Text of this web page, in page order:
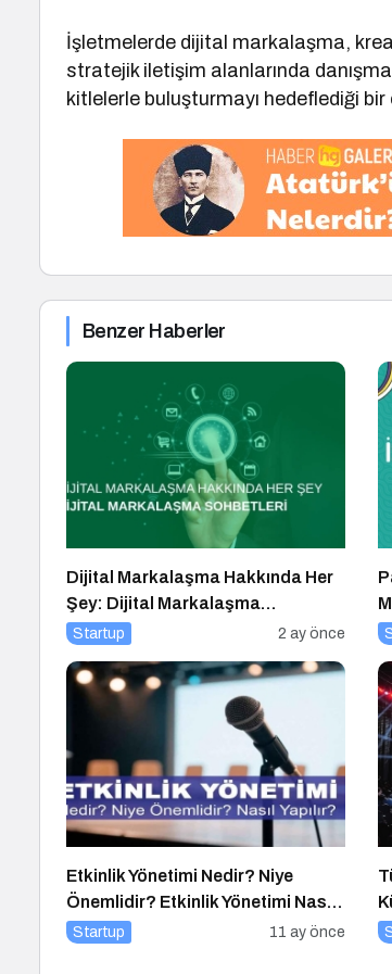
İşletmelerde dijital markalaşma,
stratejik iletişim alanlarında
kitlelerle buluşturmayı hedeflediği
Benzer Haberler
Dijital Markalaşma Hakkında Her
Şey: Dijital Markalaşma
Sohbetleri Podcast Serisi
Startup 2 ay önce
Etkinlik Yönetimi Nedir? Niye
Önemlidir? Etkinlik Yönetimi Nasıl
Yapılır?
Startup 11 ay önce